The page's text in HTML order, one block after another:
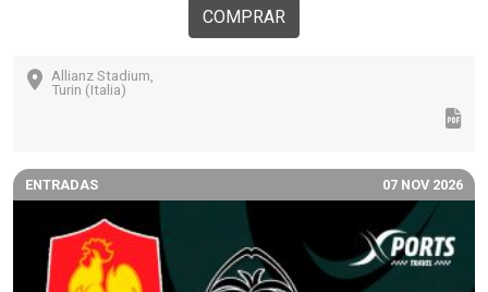
COMPRAR
Allianz Stadium,
Turin (Italia)
ENTRADAS 07 NOV 2026